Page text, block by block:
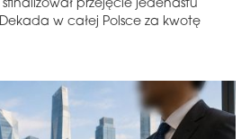
przejęcie jedenastu
w całej Polsce za kwotę